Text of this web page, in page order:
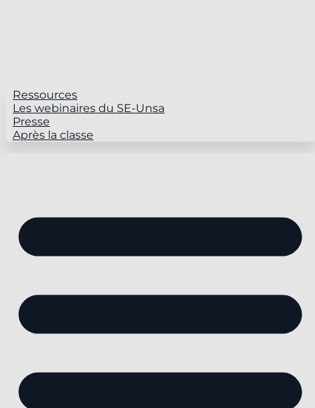
Ressources
Les webinaires du SE-Unsa
Presse
Après la classe